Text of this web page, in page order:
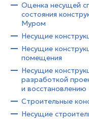
Оценка несущей
состояния
Муром
Несущие
Несущие
помещения
Несущие
разработкой
и восстановлению
Строительные
Несущие